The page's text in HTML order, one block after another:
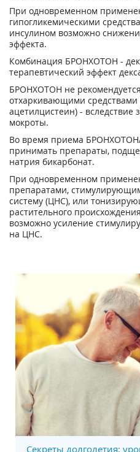
При одновременном
гипогликемическими
инсулином возможно
эффекта.
Комбинация БРОНХОТОН -
терапевтический эффект
БРОНХОТОН не
отхаркивающими средствами
ацетилцистеин) - вследствие
мокроты.
Во время приема
принимать препараты,
натрия бикарбонат.
При одновременном
препаратами,
систему (ЦНС), или
растительного
возможно усиление
на ЦНС.
Секреты долголетия: